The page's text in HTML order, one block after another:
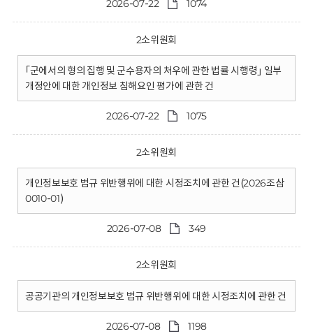
2026-07-22 1074
2소위원회
｢군에서의 형의 집행 및 군수용자의 처우에 관한 법률 시행령｣ 일부
개정안에 대한 개인정보 침해요인 평가에 관한 건
2026-07-22 1075
2소위원회
개인정보보호 법규 위반행위에 대한 시정조치에 관한 건(2026조삼
0010-01)
2026-07-08 349
2소위원회
공공기관의 개인정보보호 법규 위반행위에 대한 시정조치에 관한 건
2026-07-08 1198